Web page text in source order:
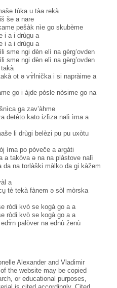
tùka u tàa rekà
še a nare
pešàk nìe go skubème
i a i drùgu a
i a i drùgu a
sme ngi dèn elì na gèrg’ovden
sme ngi dèn elì na gèrg’ovden
ot ə vɤ̀lnička i si napràime a
go i àjde pòsle nòsime go na
ga zav’àhme
detèto kato izlìza nalì ìma a
li drùgi belèzi pu pu uxòtu
ìma po pòveče a argàti
a takòva ə na na plàstove nalì
da na torlàški màlko da gi kàžem
a
tè tekà fànem ə sòl mòrska
ròdi kvò se kogà go a a
ròdi kvò se kogà go a a
palòver na ednù ženù
Alexander and Vladimir
the website may be copied
or educational purposes,